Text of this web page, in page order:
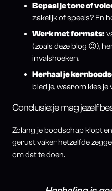
Bepaal je tone of
zakelijk of speels? En
Werk met formats:
(zoals deze blog 😉),
invalshoeken.
Herhaal je
bied je, waarom kies
Conclusie: je mag jezelf
Zolang je boodschap klopt
gerust vaker hetzelfde
om dat te doen.